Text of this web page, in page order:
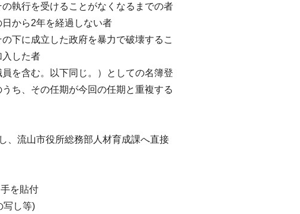
執行を受けることがなくなるまでの者
から2年を経過しない者
下に成立した政府を暴力で破壊するこ
入した者
を含む。以下同じ。）としての名簿登
ち、その任期が今回の任期と重複する
、流山市役所総務部人材育成課へ直接
を貼付
写し等)